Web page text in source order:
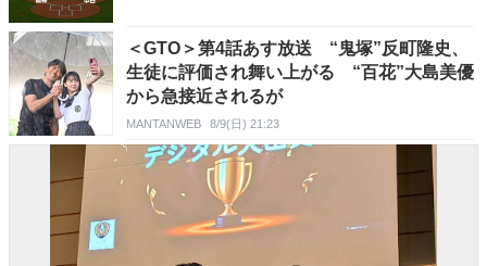
＜GTO＞第4話あす放送 “鬼塚”反町隆史、
生徒に評価され舞い上がる “百花”大島美優
から急接近されるが
MANTANWEB 8/9(日) 21:23